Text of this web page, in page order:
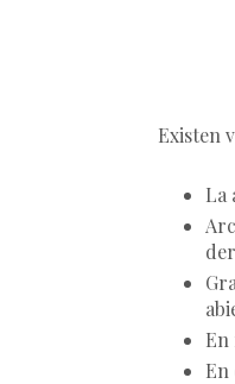
Existen
La
En
En